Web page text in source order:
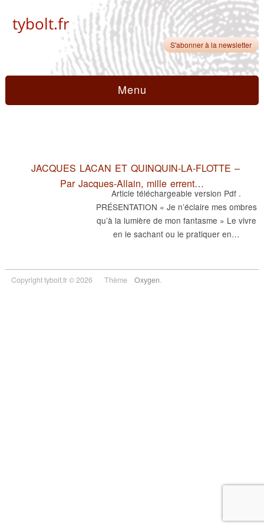
tybolt.fr
S'abonner à la newsletter
Menu
JACQUES LACAN ET QUINQUIN-LA-FLOTTE –
Par Jacques-Allain, mille errent…
Article téléchargeable version Pdf .
PRÉSENTATION « Je n’éclaire mes ombres
qu’à la lumière de mon fantasme » Le vivre
en le sachant ou le pratiquer en…
Copyright tybolt.fr © 2026 Thème Oxygen